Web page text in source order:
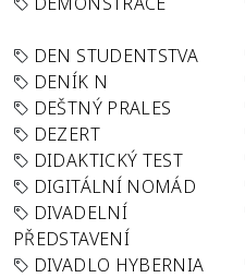
DEN STUDENTSTVA
DENÍK N
DEŠTNÝ PRALES
DEZERT
DIDAKTICKÝ TEST
DIGITÁLNÍ NOMÁD
DIVADELNÍ
PŘEDSTAVENÍ
DIVADLO HYBERNIA